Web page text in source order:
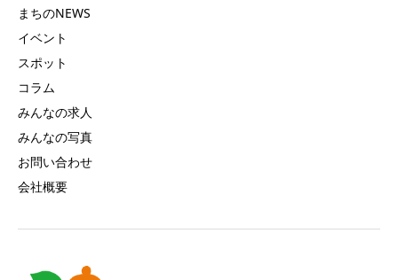
まちのNEWS
イベント
スポット
コラム
みんなの求人
みんなの写真
お問い合わせ
会社概要